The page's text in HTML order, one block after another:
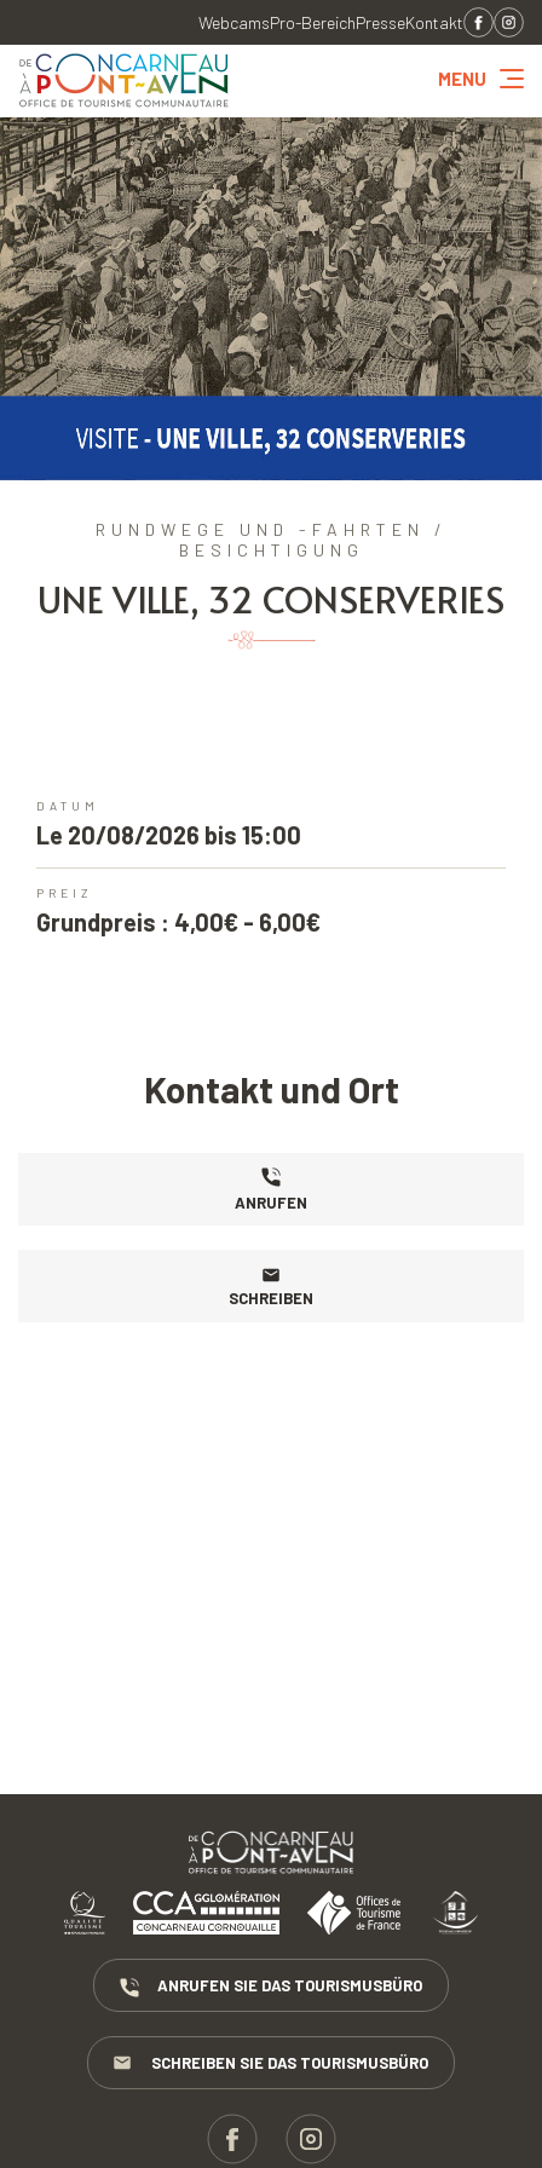
WebcamsPro-BereichPresseKontakt
MENU
RUNDWEGE UND -FAHRTEN /
BESICHTIGUNG
UNE VILLE, 32 CONSERVERIES
DATUM
Le 20/08/2026 bis 15:00
PREIZ
Grundpreis : 4,00€ - 6,00€
Kontakt und Ort
ANRUFEN
SCHREIBEN
ANRUFEN SIE DAS TOURISMUSBÜRO
SCHREIBEN SIE DAS TOURISMUSBÜRO